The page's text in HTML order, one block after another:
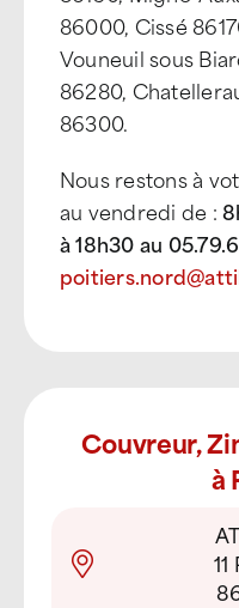
86000, Cissé
Vouneuil sous
86280,
86300.
Nous restons à
au vendredi de :
à 18h30 au
Couvreur,
à